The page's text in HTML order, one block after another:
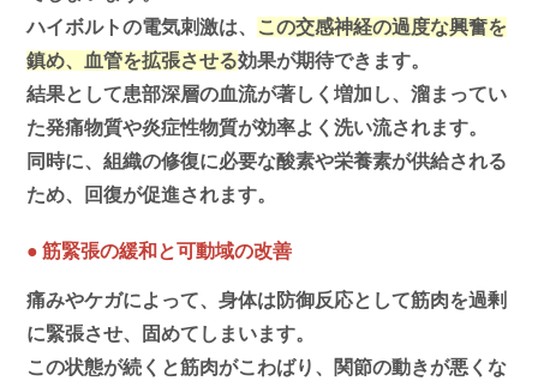
ハイボルトの電気刺激は、 この交感神経の過度な興奮を
鎮め、血管を拡張させる効果が期待できます。
結果として患部深層の血流が著しく増加し、溜まってい
た発痛物質や炎症性物質が効率よく洗い流されます。
同時に、組織の修復に必要な酸素や栄養素が供給される
ため、回復が促進されます。
● 筋緊張の緩和と可動域の改善
痛みやケガによって、身体は防御反応として筋肉を過剰
に緊張させ、固めてしまいます。
この状態が続くと筋肉がこわばり、関節の動きが悪くな